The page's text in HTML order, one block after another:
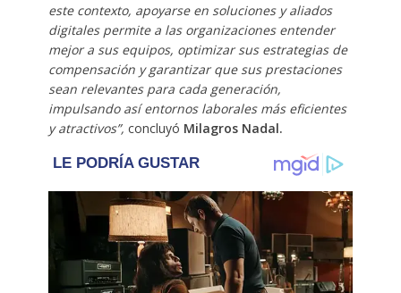
este contexto, apoyarse en soluciones y aliados
digitales permite a las organizaciones entender
mejor a sus equipos, optimizar sus estrategias de
compensación y garantizar que sus prestaciones
sean relevantes para cada generación,
impulsando así entornos laborales más eficientes
y atractivos”, concluyó Milagros Nadal.